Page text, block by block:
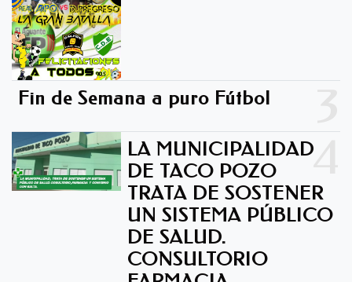
Fin de Semana a puro Fútbol
4
LA MUNICIPALIDAD
DE TACO POZO
TRATA DE SOSTENER
UN SISTEMA PÚBLICO
DE SALUD.
CONSULTORIO